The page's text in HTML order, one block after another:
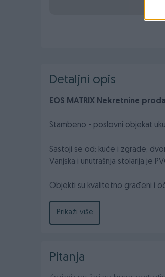
Detaljni opis
EOS MATRIX Nekretnine
Stambeno - poslovni objekat
Sastoji se od: kuće i zgrade,
Vanjska i unutrašnja stolarija je
Objekti su kvalitetno građeni i
Za više informacija ili
Prikaži više
Pitanja